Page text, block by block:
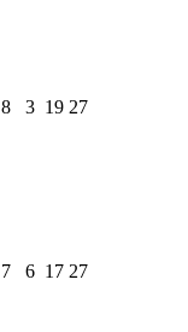
8 3 19 27
7 6 17 27